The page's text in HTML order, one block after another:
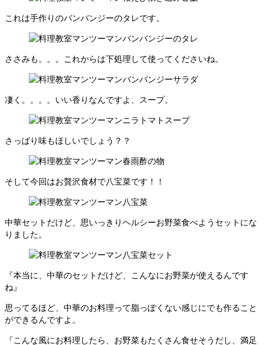
これは手作りのバンバンジーのタレです。
ささみも。。。これからは下処理して使ってくださいね。
凄く。。。。いい香りなんですよ、スープ。
さっぱり味もほしいでしょう？？
そして今回はお贅沢食材で八宝菜です！！
中華セットだけど、思いっきりヘルシーお野菜食べようセットにな
りました。
『本当に、中華のセットだけど、こんなにお野菜が使えるんです
ね』
思ってるほど、中華のお料理って脂っぽくない感じにでも作ること
ができるんですよ。
『こんな風にお料理したら、お野菜もたくさん食せそうだし、満足